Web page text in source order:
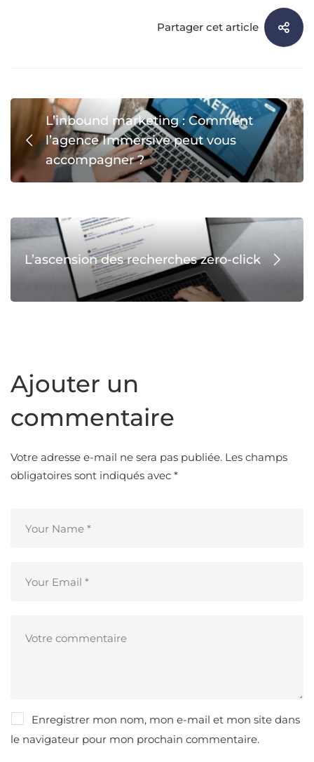
Partager cet article
L’inbound marketing : Comment
l’agence Immersive peut vous
accompagner ?
L’ascension des recherches zero-click
Ajouter un
commentaire
Votre adresse e-mail ne sera pas publiée. Les champs
obligatoires sont indiqués avec *
Enregistrer mon nom, mon e-mail et mon site dans
le navigateur pour mon prochain commentaire.